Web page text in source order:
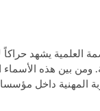
العلمية يشهد حراكاً
ومن بين هذه الأسماء
المهنية داخل